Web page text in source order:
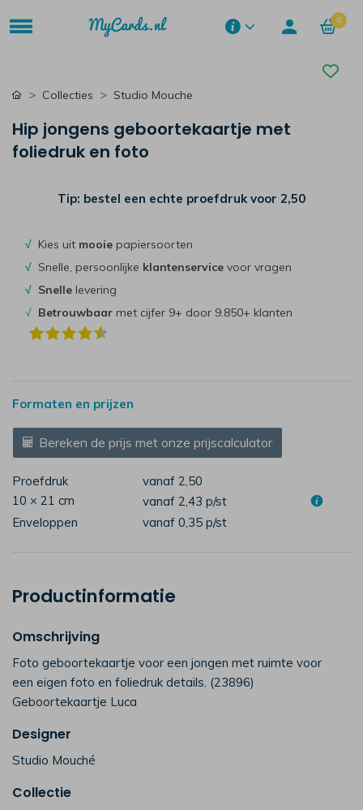
0
Collecties Studio Mouche
Hip jongens geboortekaartje met
foliedruk en foto
Tip: bestel een echte proefdruk voor 2,50
√ Kies uit mooie papiersoorten
√ Snelle, persoonlijke klantenservice voor vragen
√ Snelle levering
√ Betrouwbaar met cijfer 9+ door 9.850+ klanten
Formaten en prijzen
Bereken de prijs met onze prijscalculator
Proefdruk
vanaf 2,50
10 × 21 cm
vanaf 2,43 p/st
Enveloppen
vanaf 0,35 p/st
Productinformatie
Omschrijving
Foto geboortekaartje voor een jongen met ruimte voor
een eigen foto en foliedruk details. (23896)
Geboortekaartje Luca
Designer
Studio Mouché
Collectie